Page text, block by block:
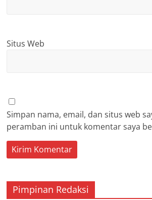
Situs Web
Simpan nama, email, dan situs web
peramban ini untuk komentar saya
Pimpinan Redaksi